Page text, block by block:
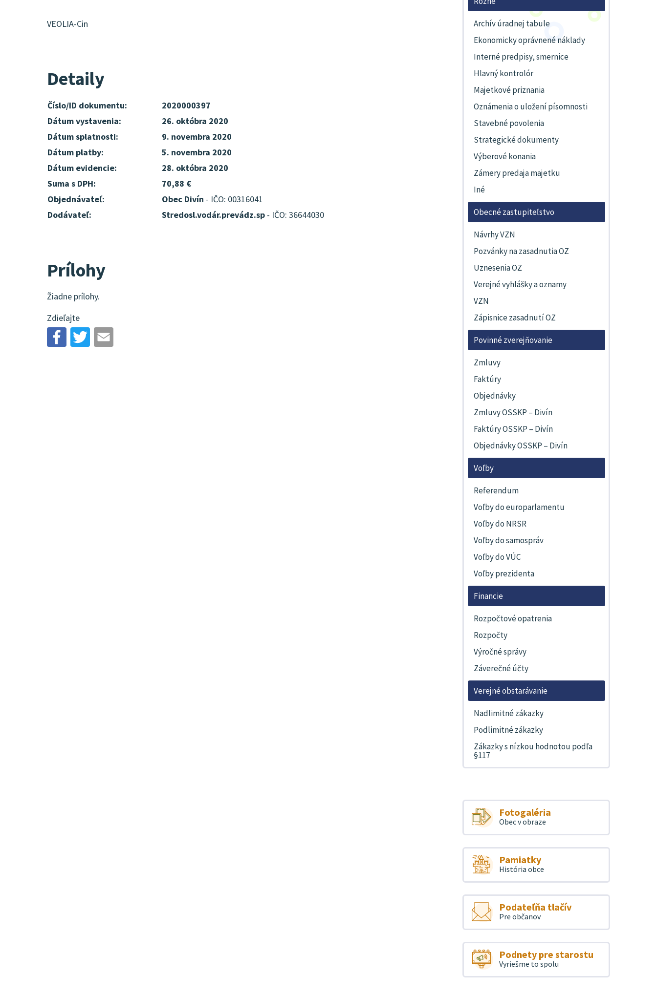
VEOLIA-Cin
Detaily
Číslo/ID dokumentu:
2020000397
Dátum vystavenia:
26. októbra 2020
Dátum splatnosti:
9. novembra 2020
Dátum platby:
5. novembra 2020
Dátum evidencie:
28. októbra 2020
Suma s DPH:
70,88 €
Objednávateľ:
Obec Divín - IČO: 00316041
Dodávateľ:
Stredosl.vodár.prevádz.sp - IČO: 36644030
Prílohy
Žiadne prílohy.
Zdieľajte
Archív úradnej tabule
Ekonomicky oprávnené náklady
Interné predpisy, smernice
Hlavný kontrolór
Majetkové priznania
Oznámenia o uložení písomnosti
Stavebné povolenia
Strategické dokumenty
Výberové konania
Zámery predaja majetku
Iné
Obecné zastupiteľstvo
Návrhy VZN
Pozvánky na zasadnutia OZ
Uznesenia OZ
Verejné vyhlášky a oznamy
VZN
Zápisnice zasadnutí OZ
Povinné zverejňovanie
Zmluvy
Faktúry
Objednávky
Zmluvy OSSKP – Divín
Faktúry OSSKP – Divín
Objednávky OSSKP – Divín
Voľby
Referendum
Voľby do europarlamentu
Voľby do NRSR
Voľby do samospráv
Voľby do VÚC
Voľby prezidenta
Financie
Rozpočtové opatrenia
Rozpočty
Výročné správy
Záverečné účty
Verejné obstarávanie
Nadlimitné zákazky
Podlimitné zákazky
Zákazky s nízkou hodnotou podľa
§117
Fotogaléria
Obec v obraze
Pamiatky
História obce
Podateľňa tlačív
Pre občanov
Podnety pre starostu
Vyriešme to spolu